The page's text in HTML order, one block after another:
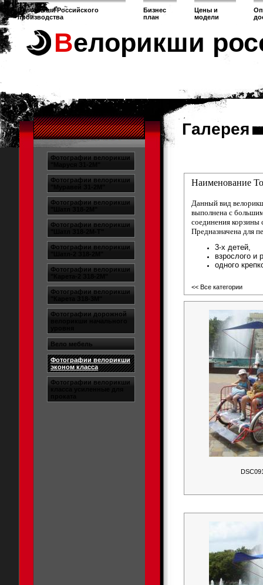
Велорикши Российского
производства
Бизнес
план
Цены и
модели
Велорикши
Фотографии велорикши
Фотографии велорикши
Фотографии велорикши
Фотографии велорикши
Фотографии велорикши
Фотографии велорикши
Фотографии велорикши
Фотографии дорожной
Вело мебель
Фотографии велорикши
эконом класса
Фотографии велорикши
Галерея
Наименование
Данный вид
выполнена с
соединения корзины
Предназначена для
3-х детей,
взрослого и
одного
<< Все категории